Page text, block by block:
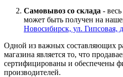
Самовывоз со склада -
может быть получен на
Новосибирск, ул. Гипсовая,
Одной из важных составляющих
магазина является то, что
сертифицированы и обеспечены
производителей.